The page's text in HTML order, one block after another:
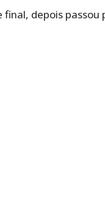
depois